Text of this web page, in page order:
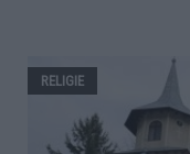
RELIGIE